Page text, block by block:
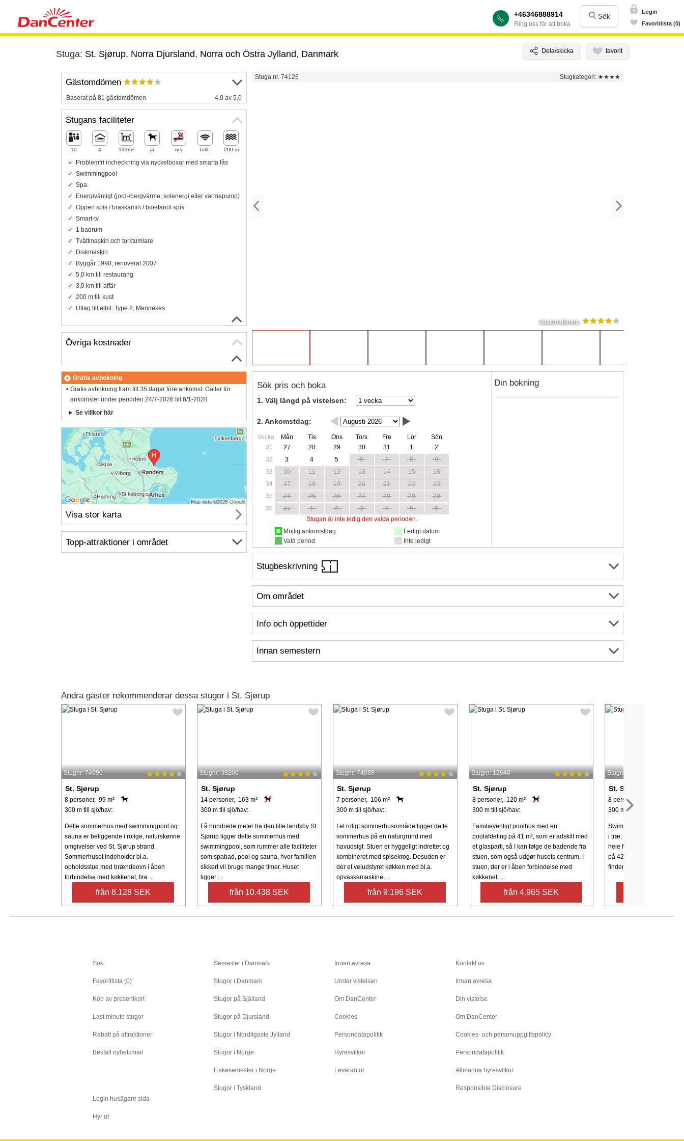
+46346888914
Ring oss för att boka
Sök
Login
Favoritlista (0)
Stuga: St. Sjørup, Norra Djursland, Norra och Östra Jylland, Danmark
Stuga nr. 74126 Stugkategori: ★★★★
Gästomdömen
Sök pris och boka
1. Välj längd på vistelsen:
2. Ankomstdag:
Vecka Mån Tis Ons Tors Fre Lör
Sön
31
27 28 29 30 31 1
2
32
3 4 5 6 7 8
9
33
10 11 12 13 14 15
16
34
17 18 19 20 21 22
23
35
24 25 26 27 28 29
30
36
31 1 2 3 4 5
6
Stugan är inte ledig den valda perioden.
Möjlig ankomstdag
Vald period
Ledigt datum
Inte ledigt
Din bokning
Stugbeskrivning
Om området
Info och öppettider
Innan semestern
Gästomdömen
Baserat på 81 gästomdömen 4.0 av 5.0
Stugans faciliteter
10 4 133m² ja nej Inkl. 200 m
Problemfri incheckning via nyckelboxar med smarta lås
Swimmingpool
Spa
Energivänligt (jord-/bergvärme, solenergi eller värmepump)
Öppen spis / braskamin / bioetanol spis
Smart-tv
1 badrum
Tvättmaskin och torktumlare
Diskmaskin
Byggår 1990, renoverat 2007
5,0 km till restaurang
3,0 km till affär
200 m till kust
Uttag till elbil: Type 2, Mennekes
Övriga kostnader
Gratis avbokning
Gratis avbokning fram till 35 dagar före ankomst. Gäller för
ankomster under perioden 24/7-2026 till 6/1-2028
Se villkor här
Visa stor karta
Topp-attraktioner i området
Andra gäster rekommenderar dessa stugor i St. Sjørup
Stugnr: 74090
St. Sjørup
8 personer, 99 m²
300 m till sjö/hav:.
Dette sommerhus med swimmingpool og
sauna er beliggende i rolige, naturskønne
omgivelser ved St. Sjørup strand.
Sommerhuset indeholder bl.a.
opholdsstue med brændeovn i åben
forbindelse med køkkenet, fire ...
från 8.128 SEK
Stugnr: 38200
St. Sjørup
14 personer, 163 m²
300 m till sjö/hav:.
Få hundrede meter fra den lille landsby St.
Sjørup ligger dette sommerhus med
swimmingpool, som rummer alle faciliteter
som spabad, pool og sauna, hvor familien
sikkert vil bruge mange timer. Huset
ligger ...
från 10.438 SEK
Stugnr: 74089
St. Sjørup
7 personer, 106 m²
300 m till sjö/hav:.
I et roligt sommerhusområde ligger dette
sommerhus på en naturgrund med
havudsigt. Stuen er hyggeligt indrettet og
kombineret med spisekrog. Desuden er
der et veludstyret køkken med bl.a.
opvaskemaskine, ...
från 9.196 SEK
Stugnr: 12646
St. Sjørup
8 personer, 120 m²
300 m till sjö/hav:.
Familievenligt poolhus med en
poolafdeling på 41 m², som er adskilt med
et glasparti, så I kan følge de badende fra
stuen, som også udgør husets centrum. I
stuen, der er i åben forbindelse med
køkkenet, ...
från 4.965 SEK
Stugnr: 12649
St. Sjørup
8 personer, 120 m²
300 m till sjö/hav:.
Swimmingpoolhus
i træ, der tilbyder en god
hele familien. Det
på 42 m² er indrettet med
finder I den fristende 8-
Sök
Favoritlista (0)
Köp av presentkort
Last minute stugor
Rabatt på attraktioner
Beställ nyhetsmail
Login husägare sida
Hyr ut
Semester i Danmark
Stugor i Danmark
Stugor på Själland
Stugor på Djursland
Stugor i Nordligaste Jylland
Stugor i Norge
Fiskesemester i Norge
Stugor i Tyskland
Innan avresa
Under vistelsen
Om DanCenter
Cookies
Persondatapolitik
Hyresvilkor
Leverantör
Kontakt os
Innan avresa
Din vistelse
Om DanCenter
Cookies- och personuppgiftspolicy
Persondatapolitik
Allmänna hyresvilkor
Responsible Disclosure